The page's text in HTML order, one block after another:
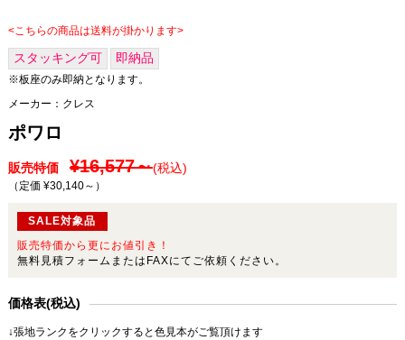
<こちらの商品は送料が掛かります>
スタッキング可 即納品
※板座のみ即納となります。
メーカー： クレス
ポワロ
販売特価 ¥16,577～(税込)
（定価 ¥30,140～ ）
SALE対象品
販売特価から更にお値引き！
無料見積フォームまたはFAXにてご依頼ください。
価格表(税込)
↓張地ランクをクリックすると色見本がご覧頂けます